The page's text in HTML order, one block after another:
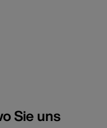
Sie uns